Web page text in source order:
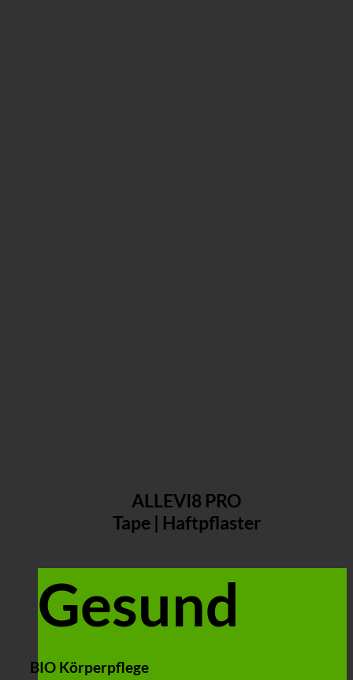
ALLEVI8 PRO
Tape | Haftpflaster
Gesund
BIO Körperpflege